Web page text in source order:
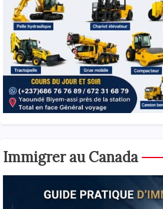
Immigrer au Canada